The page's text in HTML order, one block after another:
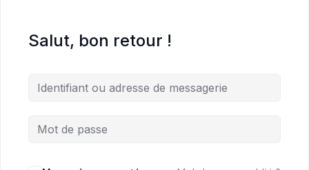
Salut, bon retour !